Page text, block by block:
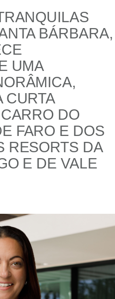
BÁRBARA,
UMA
CURTA
DO
FARO E DOS
RESORTS DA
E DE VALE